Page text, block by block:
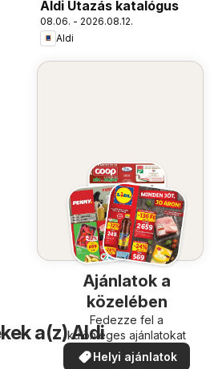
Aldi Utazás katalógus
08.06. - 2026.08.12.
Aldi
Ajánlatok a
közelében
Fedezze fel a
különleges ajánlatokat
Helyi ajánlatok
a(z) Aldi